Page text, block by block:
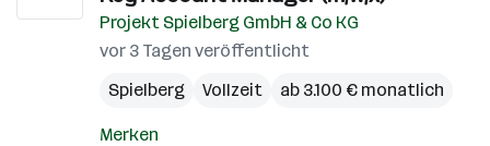
Projekt Spielberg GmbH & Co KG
vor 3 Tagen veröffentlicht
Spielberg
Vollzeit ab 3.100 € monatlich
Merken